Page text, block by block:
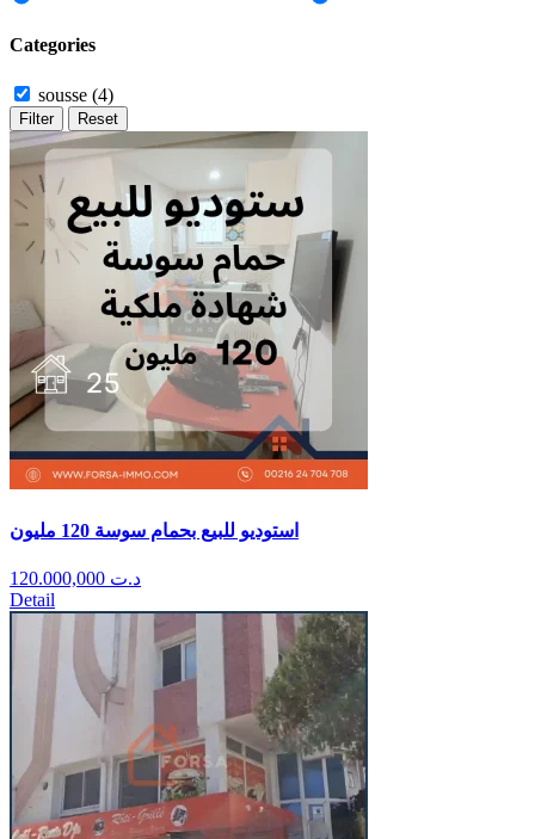
Categories
sousse (4)
Filter Reset
استوديو للبيع بحمام سوسة 120 مليون
د.ت
Detail